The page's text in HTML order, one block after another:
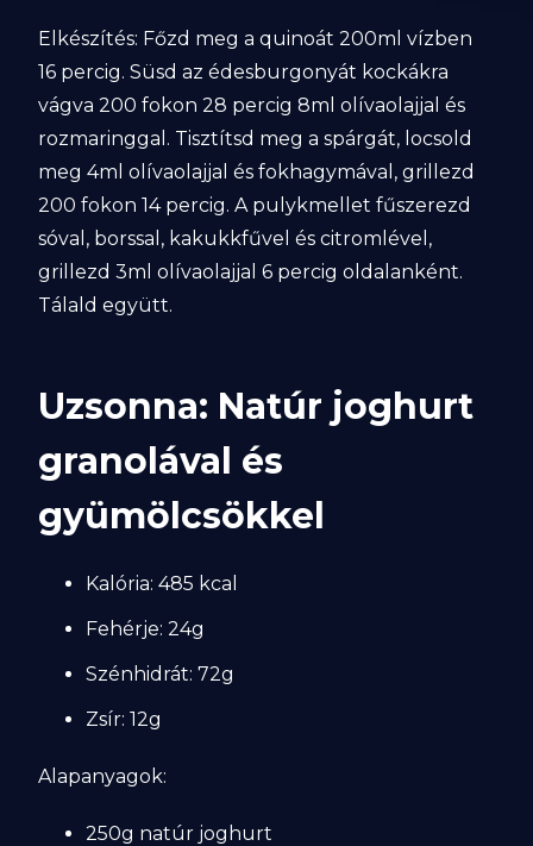
Elkészítés: Főzd meg a quinoát 200ml vízben
16 percig. Süsd az édesburgonyát kockákra
vágva 200 fokon 28 percig 8ml olívaolajjal és
rozmaringgal. Tisztítsd meg a spárgát, locsold
meg 4ml olívaolajjal és fokhagymával, grillezd
200 fokon 14 percig. A pulykmellet fűszerezd
sóval, borssal, kakukkfűvel és citromlével,
grillezd 3ml olívaolajjal 6 percig oldalanként.
Tálald együtt.
Uzsonna: Natúr joghurt
granolával és
gyümölcsökkel
Kalória: 485 kcal
Fehérje: 24g
Szénhidrát: 72g
Zsír: 12g
Alapanyagok:
250g natúr joghurt